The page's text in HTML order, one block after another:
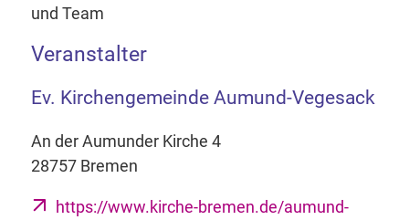
und Team
Veranstalter
Ev. Kirchengemeinde Aumund-Vegesack
An der Aumunder Kirche 4
28757 Bremen
https://www.kirche-bremen.de/aumund-